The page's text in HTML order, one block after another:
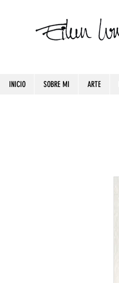
INICIO SOBRE MI ARTE